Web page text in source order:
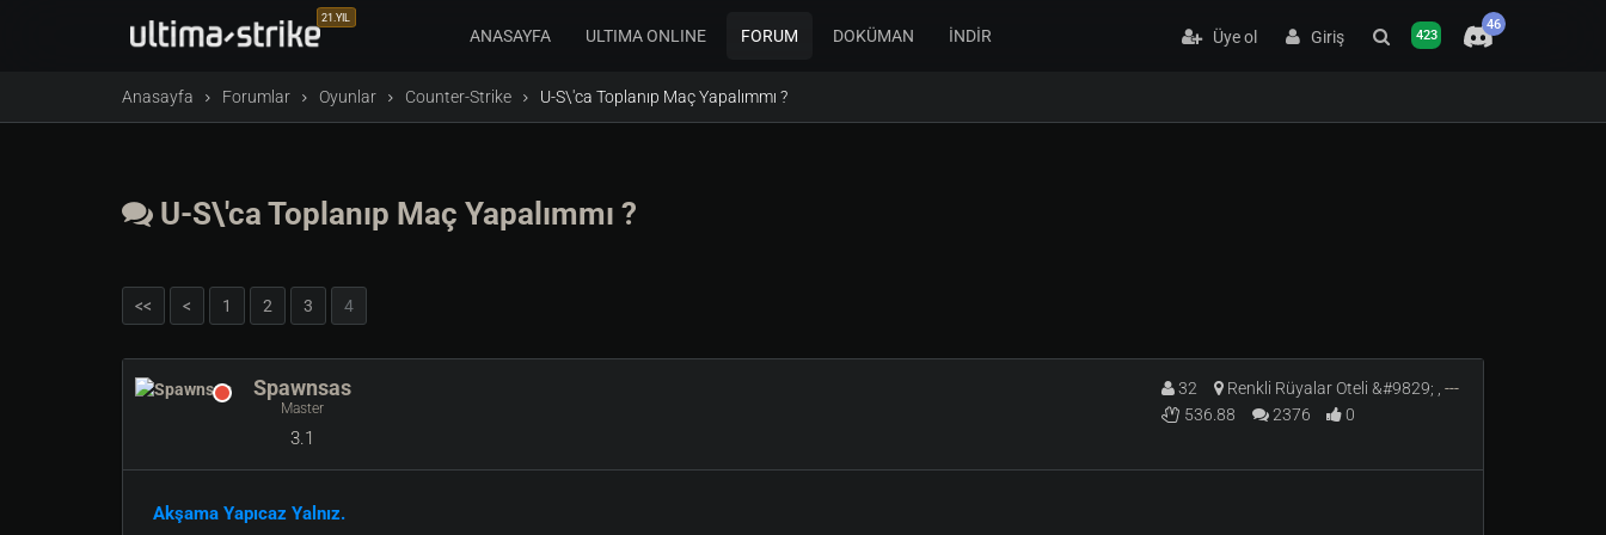
21.YIL
ANASAYFA ULTIMA ONLINE FORUM DOKÜMAN İNDİR Üye ol Giriş 423
46
Anasayfa Forumlar Oyunlar Counter-Strike U-S\'ca Toplanıp Maç Yapalımmı ?
U-S\'ca Toplanıp Maç Yapalımmı ?
<< < 1 2 3 4
Spawnsas
Master
3.1
32 Renkli Rüyalar Oteli &#9829; , ---
536.88
2376 0
Akşama Yapıcaz Yalnız.